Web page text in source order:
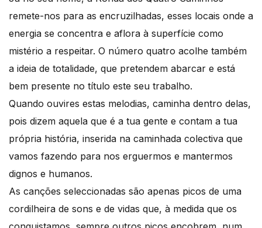
remete-nos para as encruzilhadas, esses locais onde a
energia se concentra e aflora à superfície como
mistério a respeitar. O número quatro acolhe também
a ideia de totalidade, que pretendem abarcar e está
bem presente no título este seu trabalho.
Quando ouvires estas melodias, caminha dentro delas,
pois dizem aquela que é a tua gente e contam a tua
própria história, inserida na caminhada colectiva que
vamos fazendo para nos erguermos e mantermos
dignos e humanos.
As canções seleccionadas são apenas picos de uma
cordilheira de sons e de vidas que, à medida que os